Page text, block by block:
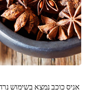
אניס כוכב נמצא בשימוש